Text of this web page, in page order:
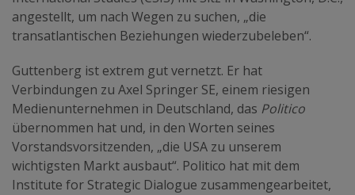
angestellt, um nach Wegen zu suchen, „die
transatlantischen Beziehungen wiederzubeleben“.
Guttenberg ist extrem gut vernetzt. Er hat
Verbindungen zu Axel Springer SE, einem riesigen
Medienunternehmen in Deutschland, das Politico
übernommen hat und, in den Worten seines
Vorstandsvorsitzenden, „die USA zu unserem
wichtigsten Markt ausbaut“. Politico hat mit dem
Institute for Strategic Dialogue zusammengearbeitet,